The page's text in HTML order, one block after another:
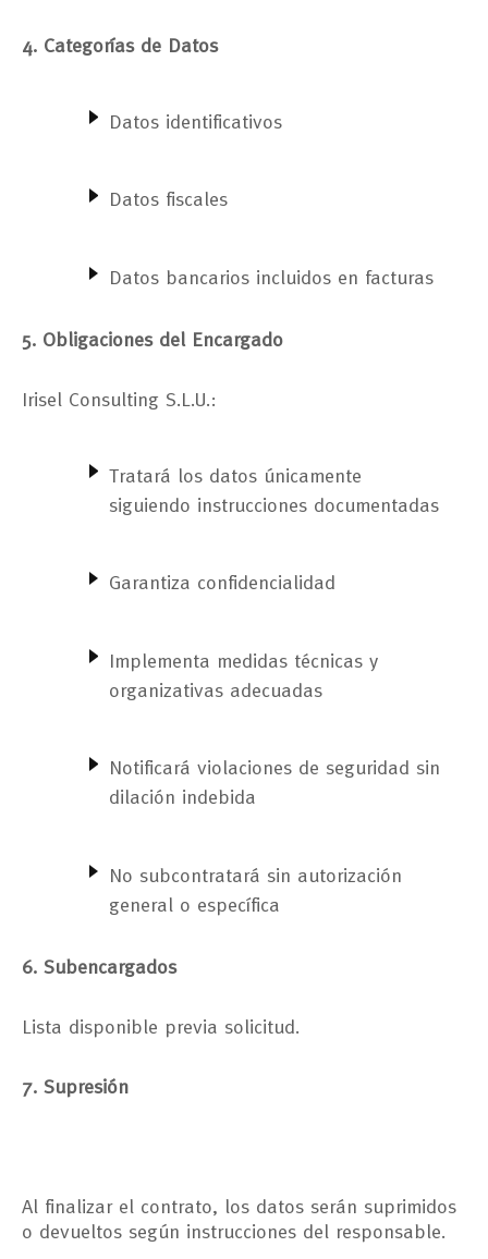
4. Categorías de Datos
Datos identificativos
Datos fiscales
Datos bancarios incluidos en facturas
5. Obligaciones del Encargado
Irisel Consulting S.L.U.:
Tratará los datos únicamente
siguiendo instrucciones documentadas
Garantiza confidencialidad
Implementa medidas técnicas y
organizativas adecuadas
Notificará violaciones de seguridad sin
dilación indebida
No subcontratará sin autorización
general o específica
6. Subencargados
Lista disponible previa solicitud.
7. Supresión
Al finalizar el contrato, los datos serán suprimidos
o devueltos según instrucciones del responsable.